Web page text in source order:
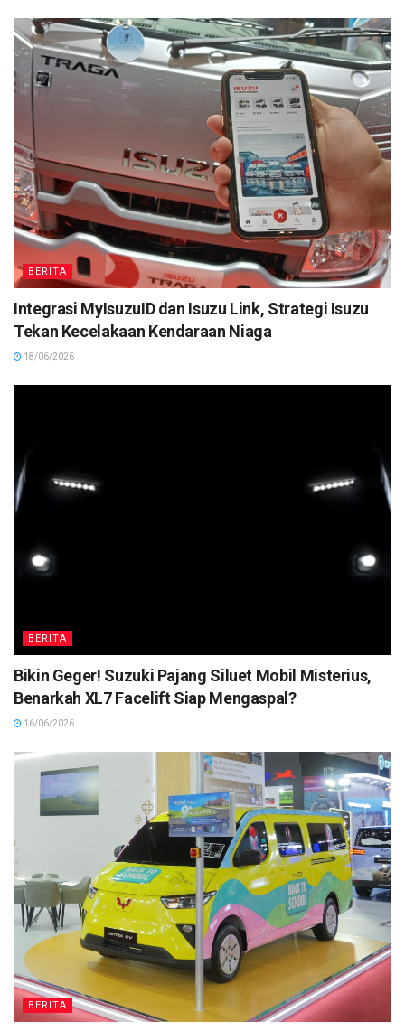
BERITA
Integrasi MyIsuzuID dan Isuzu Link, Strategi Isuzu
Tekan Kecelakaan Kendaraan Niaga
18/06/2026
BERITA
Bikin Geger! Suzuki Pajang Siluet Mobil Misterius,
Benarkah XL7 Facelift Siap Mengaspal?
16/06/2026
BERITA